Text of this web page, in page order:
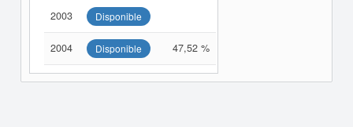
2003 Disponible
2004 Disponible 47,52 %